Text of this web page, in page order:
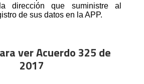
dirección que suministre al
de sus datos en la APP.
ver Acuerdo 325 de
2017